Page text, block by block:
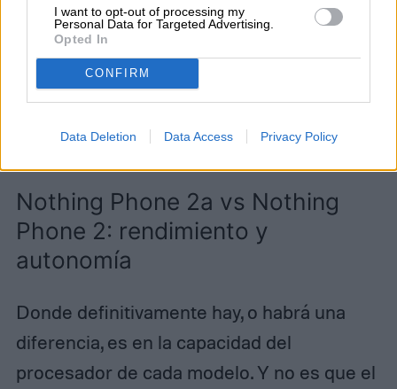
I want to opt-out of processing my
Personal Data for Targeted Advertising.
Opted In
CONFIRM
Data Deletion Data Access Privacy Policy
Nothing Phone 2a vs Nothing
Phone 2: rendimiento y
autonomía
Donde definitivamente hay, o habrá una
diferencia, es en la capacidad del
procesador de cada modelo. Y no es que el